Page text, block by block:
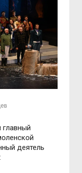
главный
деятель